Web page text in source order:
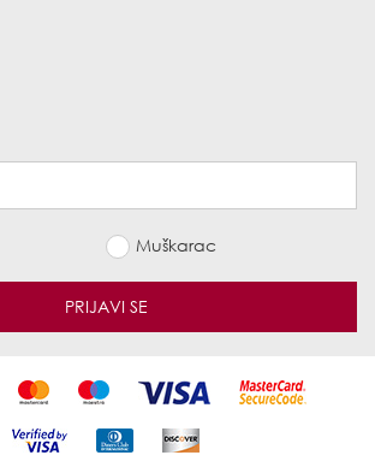
Muškarac
PRIJAVI SE